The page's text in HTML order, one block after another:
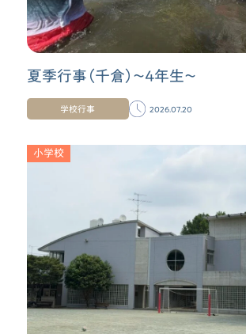
夏季行事（千倉）〜4年生〜
学校行事 2026.07.20
小学校